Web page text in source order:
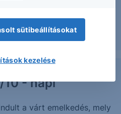
10 - napi
a várt emelkedés, mely
sütibeállításokat
kezelése